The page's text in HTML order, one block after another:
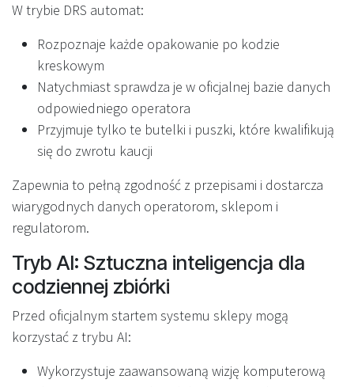
W trybie DRS automat:
Rozpoznaje każde opakowanie po kodzie
kreskowym
Natychmiast sprawdza je w oficjalnej bazie danych
odpowiedniego operatora
Przyjmuje tylko te butelki i puszki, które kwalifikują
się do zwrotu kaucji
Zapewnia to pełną zgodność z przepisami i dostarcza
wiarygodnych danych operatorom, sklepom i
regulatorom.
Tryb AI: Sztuczna inteligencja dla
codziennej zbiórki
Przed oficjalnym startem systemu sklepy mogą
korzystać z trybu AI:
Wykorzystuje zaawansowaną wizję komputerową